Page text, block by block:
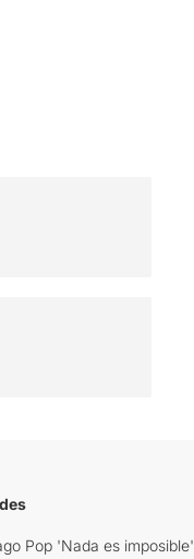
Pop 'Nada es imposible'